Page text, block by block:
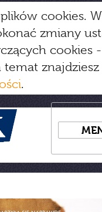
cookies.
zmiany
cookies
.